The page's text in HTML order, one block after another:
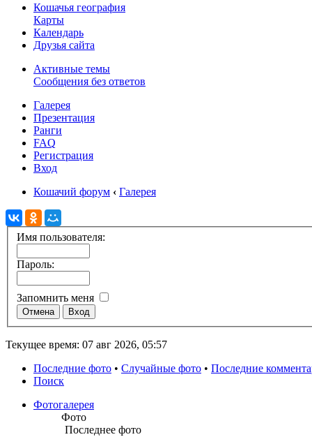
Кошачья география
Карты
Календарь
Друзья сайта
Активные темы
Сообщения без ответов
Галерея
Презентация
Ранги
FAQ
Регистрация
Вход
Кошачий форум ‹ Галерея
Имя пользователя:
Пароль:
Запомнить меня
Текущее время: 07 авг 2026, 05:57
Последние фото • Случайные фото • Последние
Поиск
Фотогалерея
Фото
Последнее фото